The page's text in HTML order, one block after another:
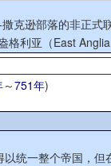
逊部落的非正
格利亚（East
～751年)
统一整个帝国，